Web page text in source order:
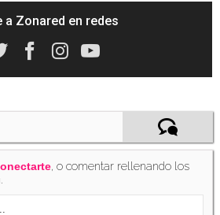
a Zonared en redes
, o comentar rellenando los